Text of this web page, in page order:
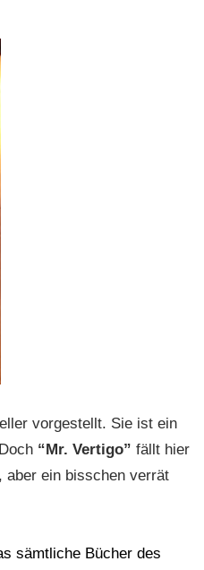
vorgestellt. Sie ist ein
“Mr. Vertigo” fällt hier
aber ein bisschen verrät
sämtliche Bücher des